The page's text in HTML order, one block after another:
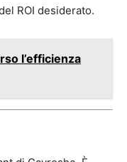
ROI desiderato.
l’efficienza